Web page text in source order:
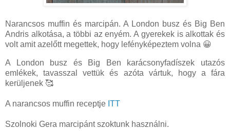
Narancsos muffin és marcipán. A London busz és Big Ben
Andris alkotása, a többi az enyém. A gyerekek is alkottak és
volt amit azelőtt megettek, hogy lefényképeztem volna 😀
A London busz és Big Ben karácsonyfadíszek utazós
emlékek, tavasszal vettük és azóta vártuk, hogy a fára
kerüljenek 🥰
A narancsos muffin receptje ITT
Szolnoki Gera marcipánt szoktunk használni.